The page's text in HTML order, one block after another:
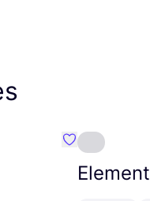
Préféré {nom}
Element